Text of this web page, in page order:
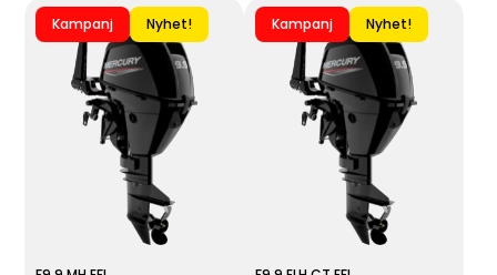
Kampanj Nyhet! Kampanj Nyhet!